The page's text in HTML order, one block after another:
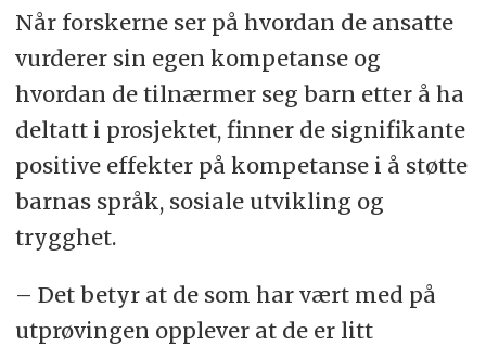
Når forskerne ser på hvordan de ansatte
vurderer sin egen kompetanse og
hvordan de tilnærmer seg barn etter å ha
deltatt i prosjektet, finner de signifikante
positive effekter på kompetanse i å støtte
barnas språk, sosiale utvikling og
trygghet.
– Det betyr at de som har vært med på
utprøvingen opplever at de er litt